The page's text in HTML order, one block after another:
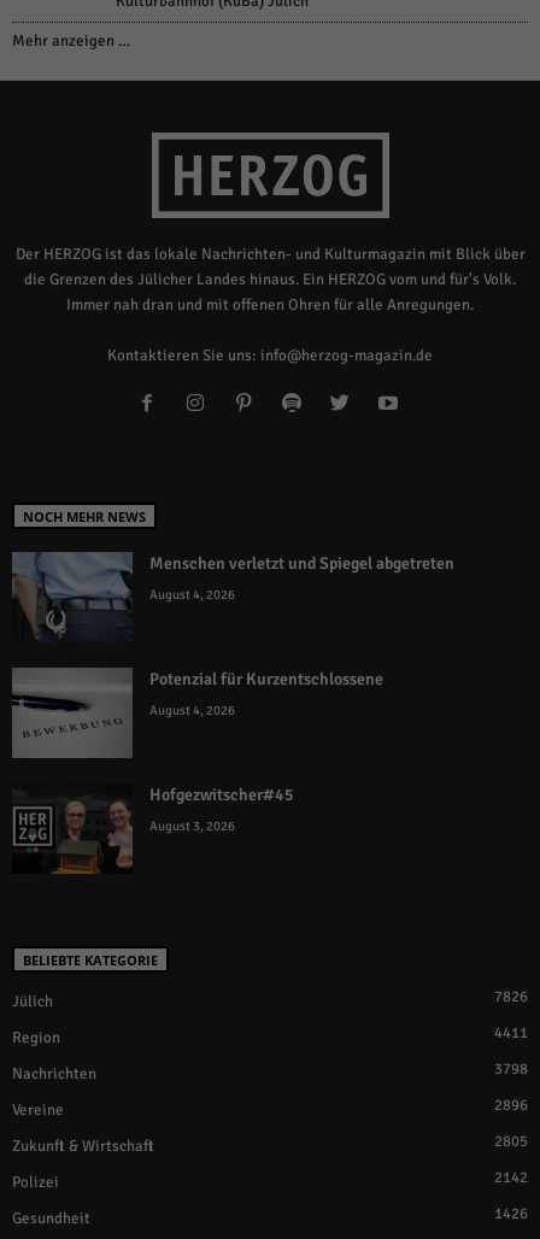
Mehr anzeigen …
Der HERZOG ist das lokale Nachrichten- und Kulturmagazin mit Blick über
die Grenzen des Jülicher Landes hinaus. Ein HERZOG vom und für's Volk.
Immer nah dran und mit offenen Ohren für alle Anregungen.
Kontaktieren Sie uns: info@herzog-magazin.de
NOCH MEHR NEWS
Menschen verletzt und Spiegel abgetreten
August 4, 2026
Potenzial für Kurzentschlossene
August 4, 2026
Hofgezwitscher#45
August 3, 2026
BELIEBTE KATEGORIE
Jülich 7826
Region 4411
Nachrichten 3798
Vereine 2896
Zukunft & Wirtschaft 2805
Polizei 2142
Gesundheit 1426